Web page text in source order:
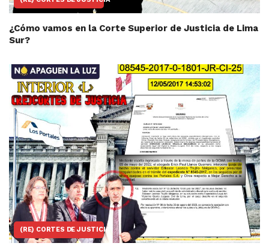
¿Cómo vamos en la Corte Superior de Justicia de Lima
Sur?
(RE) CORTES DE JUSTICIA